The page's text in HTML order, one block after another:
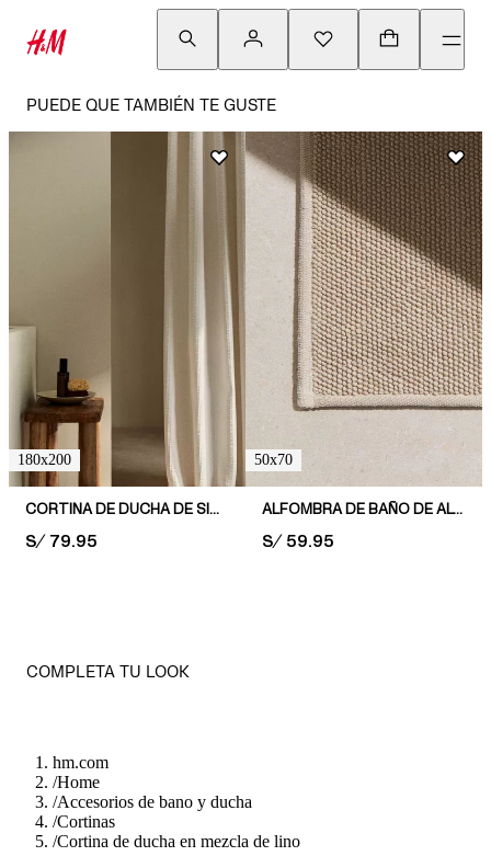
PUEDE QUE TAMBIÉN TE GUSTE
180x200
CORTINA DE DUCHA DE SIRSACA
PRICE:
S/ 79.95
50x70
ALFOMBRA DE BAÑO DE ALGODÓN
PRICE:
S/ 59.95
COMPLETA TU LOOK
hm.com
/Home
/Accesorios de bano y ducha
/Cortinas
/Cortina de ducha en mezcla de lino